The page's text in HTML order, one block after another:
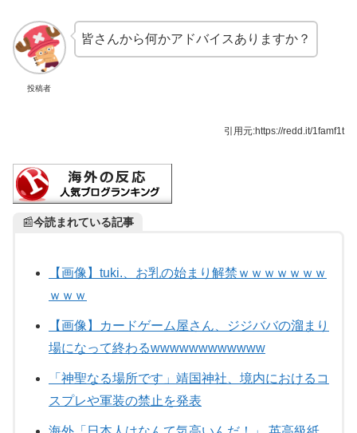
投稿者
皆さんから何かアドバイスありますか？
引用元:https://redd.it/1famf1t
📰今読まれている記事
【画像】tuki.、お乳の始まり解禁ｗｗｗｗｗｗｗ
ｗｗｗ
【画像】カードゲーム屋さん、ジジババの溜まり
場になって終わるwwwwwwwwwwww
「神聖なる場所です」靖国神社、境内におけるコ
スプレや軍装の禁止を発表